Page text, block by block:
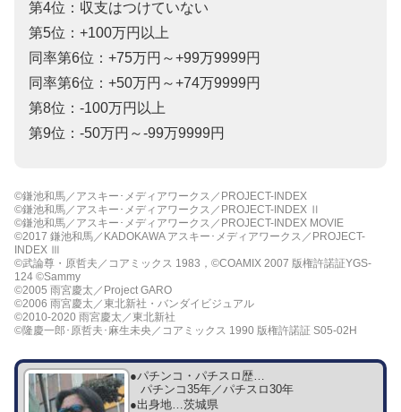
第4位：収支はつけていない
第5位：+100万円以上
同率第6位：+75万円～+99万9999円
同率第6位：+50万円～+74万9999円
第8位：-100万円以上
第9位：-50万円～-99万9999円
©鎌池和馬／アスキー･メディアワークス／PROJECT-INDEX
©鎌池和馬／アスキー･メディアワークス／PROJECT-INDEX Ⅱ
©鎌池和馬／アスキー･メディアワークス／PROJECT-INDEX MOVIE
©2017 鎌池和馬／KADOKAWA アスキー･メディアワークス／PROJECT-
INDEX Ⅲ
©武論尊・原哲夫／コアミックス 1983，©COAMIX 2007 版権許諾証YGS-
124 ©Sammy
©2005 雨宮慶太／Project GARO
©2006 雨宮慶太／東北新社・バンダイビジュアル
©2010-2020 雨宮慶太／東北新社
©隆慶一郎･原哲夫･麻生未央／コアミックス 1990 版権許諾証 S05-02H
●パチンコ・パチスロ歴…
パチンコ35年／パチスロ30年
●出身地…茨城県